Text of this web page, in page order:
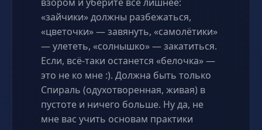
«зайчики» должны разбежаться,
«цветочки» — завянуть, «самолётики»
— улететь, «солнышко» — закатиться.
Если, всё-таки останется «белочка» —
это не ко мне :). Должна быть только
Спираль (одухотворенная, живая) в
пустоте и ничего больше. Ну да, не
мне вас учить основам практики